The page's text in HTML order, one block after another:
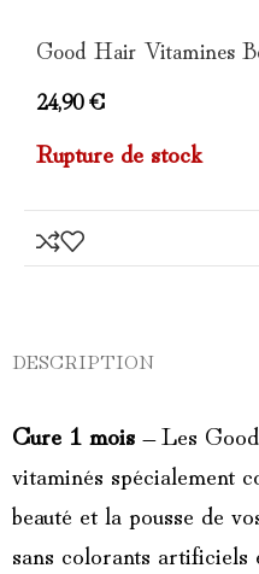
Good Hair Vitamines
24,90€
Rupture de stock
DESCRIPTION
Cure 1 mois – Les
vitaminés spécialement
beauté et la pousse de
sans colorants artificiels